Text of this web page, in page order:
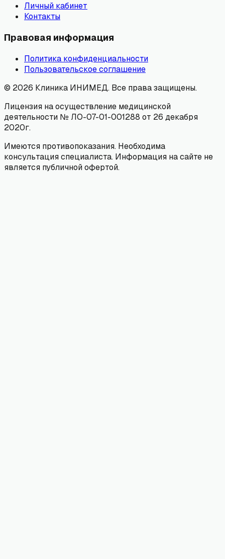
Личный кабинет
Контакты
Правовая информация
Политика конфиденциальности
Пользовательское соглашение
© 2026 Клиника ИНИМЕД. Все права защищены.
Лицензия на осуществление медицинской
деятельности № ЛО-07-01-001288 от 26 декабря
2020г.
Имеются противопоказания. Необходима
консультация специалиста. Информация на сайте не
является публичной офертой.